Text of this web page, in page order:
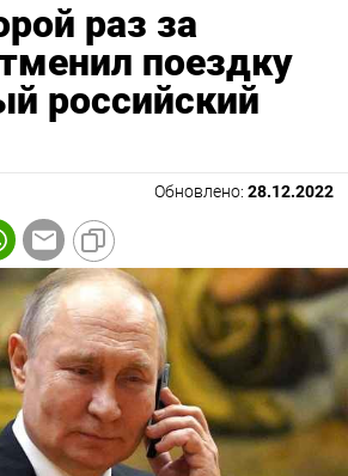
раз за
поездку
российский
Обновлено: 28.12.2022